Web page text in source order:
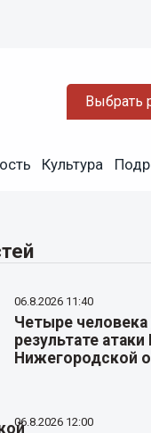
Выбрать
Культура
06.8.2026 11:40
Четыре человека
результате
Нижегородской
06.8.2026 12:00